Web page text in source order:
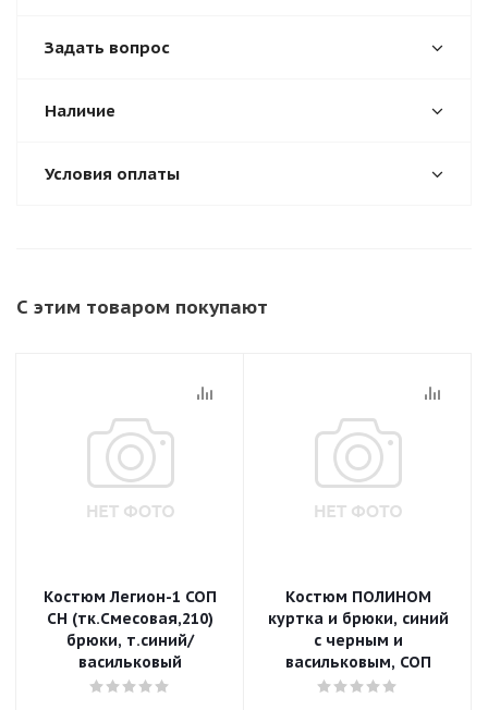
Задать вопрос
Наличие
Условия оплаты
С этим товаром покупают
Костюм Легион-1 СОП
CH (тк.Смесовая,210)
брюки, т.синий/
васильковый
Костюм ПОЛИНОМ
куртка и брюки, синий
с черным и
васильковым, СОП